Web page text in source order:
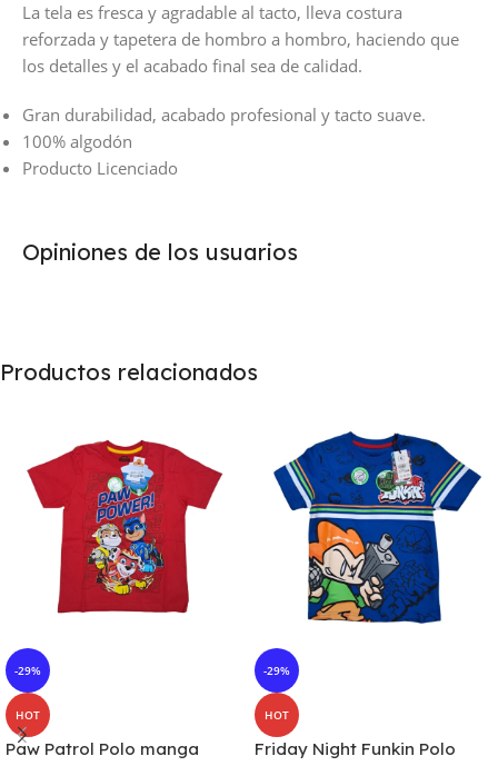
La tela es fresca y agradable al tacto, lleva costura
reforzada y tapetera de hombro a hombro, haciendo que
los detalles y el acabado final sea de calidad.
Gran durabilidad, acabado profesional y tacto suave.
100% algodón
Producto Licenciado
Opiniones de los usuarios
Productos relacionados
-29%
HOT
Paw Patrol Polo manga
-29%
HOT
Friday Night Funkin Polo